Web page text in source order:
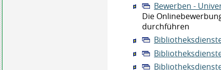
Bewerben -
Die
durchführen